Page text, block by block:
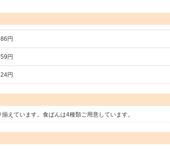
円
円
円
えています。食ぱんは4種類ご用意しています。